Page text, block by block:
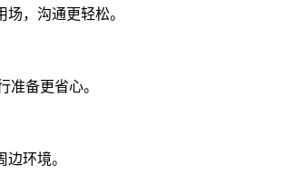
，沟通更轻松。
准备更省心。
环境。